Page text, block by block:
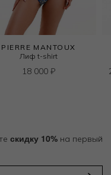
PIERRE MANTOUX
Лиф t-shirt
18 000 ₽
скидку 10% на первый